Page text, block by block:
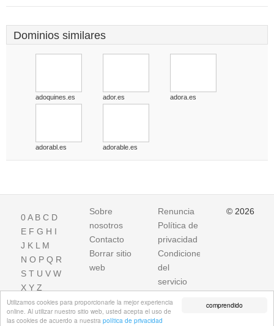
comprendido
Utilizamos cookies para proporcionarle la mejor experiencia
online. Al utilizar nuestro sitio web, usted acepta el uso de
las cookies de acuerdo a nuestra política de privacidad
Dominios similares
adoquines.es ador.es adora.es
adorabl.es adorable.es
0A B C D
E F G H I
J K L M
N O P Q R
S T U V W
X Y Z
Sobre
nosotros
Contacto
Borrar sitio
web
Renuncia
Política de
privacidad
Condiciones
del
servicio
© 2026